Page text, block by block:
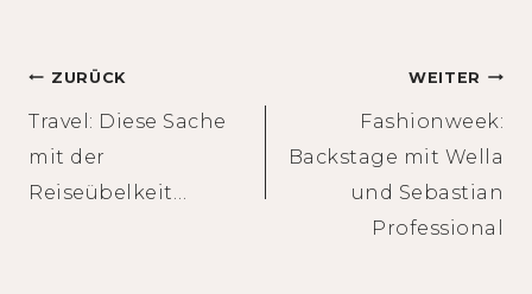
Beitragsnavigation
ZURÜCK
Travel: Diese Sache
mit der
Reiseübelkeit…
WEITER
Fashionweek:
Backstage mit Wella
und Sebastian
Professional